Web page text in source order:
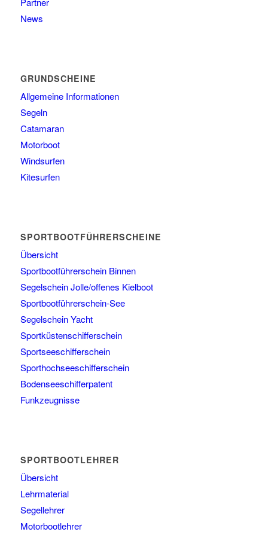
News
GRUNDSCHEINE
Allgemeine Informationen
Segeln
Catamaran
Motorboot
Windsurfen
Kitesurfen
SPORTBOOTFÜHRERSCHEINE
Übersicht
Sportbootführerschein Binnen
Segelschein Jolle/offenes Kielboot
Sportbootführerschein-See
Segelschein Yacht
Sportküstenschifferschein
Sportseeschifferschein
Sporthochseeschifferschein
Bodenseeschifferpatent
Funkzeugnisse
SPORTBOOTLEHRER
Übersicht
Lehrmaterial
Segellehrer
Motorbootlehrer